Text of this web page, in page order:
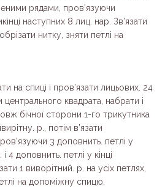
рядами, пров’язуючи
наступних 8 лиц. нар. Зв’язати
нитку, зняти петлі на
на спиці і пров’язати лицьових. 24
квадрата, набрати і
бічної сторони 1-го трикутника
р., потім в’язати
3 доповнить. петлі у
4 доповнить. петлі у кінці
1 виворітний. р. на усіх петлях,
на допоміжну спицю.